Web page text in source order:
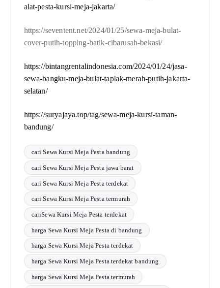
alat-pesta-kursi-meja-jakarta/
https://seventent.net/2024/01/25/sewa-meja-bulat-
cover-putih-topping-batik-cibarusah-bekasi/
https://bintangrentalindonesia.com/2024/01/24/jasa-
sewa-bangku-meja-bulat-taplak-merah-putih-jakarta-
selatan/
https://suryajaya.top/tag/sewa-meja-kursi-taman-
bandung/
cari Sewa Kursi Meja Pesta bandung
cari Sewa Kursi Meja Pesta jawa barat
cari Sewa Kursi Meja Pesta terdekat
cari Sewa Kursi Meja Pesta termurah
cariSewa Kursi Meja Pesta terdekat
harga Sewa Kursi Meja Pesta di bandung
harga Sewa Kursi Meja Pesta terdekat
harga Sewa Kursi Meja Pesta terdekat bandung
harga Sewa Kursi Meja Pesta termurah